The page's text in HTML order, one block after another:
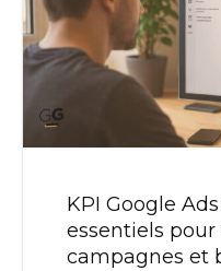
KPI Google
essentiels
campagnes et